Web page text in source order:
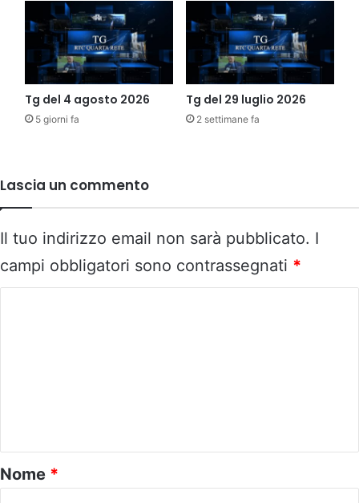
Tg del 4 agosto 2026
5 giorni fa
Tg del 29 luglio 2026
2 settimane fa
Lascia un commento
Il tuo indirizzo email non sarà pubblicato. I
campi obbligatori sono contrassegnati *
o
*
Nome *